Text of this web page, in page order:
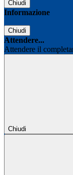
Chiudi
Informazione
Chiudi
Attendere...
Attendere il
Chiudi